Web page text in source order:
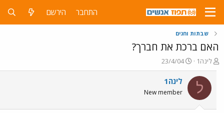
התחבר הירשם
שבתות וחגים
האם ברכת את חברך?
פ
ו
ת
ח
ה
לינה1
פ
ו
ר
ם
23/4/04
ל לינה1
New member